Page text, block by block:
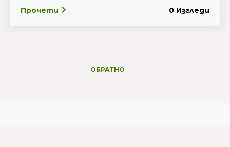
Прочети 0 Изгледи
ОБРАТНО